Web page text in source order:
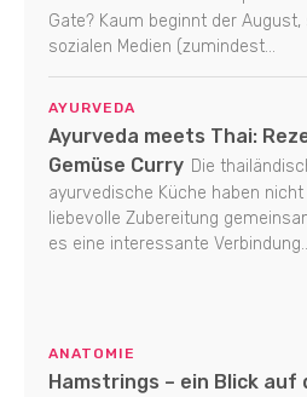
Gate? Kaum beginnt der
sozialen Medien (zumindest...
AYURVEDA
Ayurveda meets Thai:
Gemüse Curry Die
ayurvedische Küche haben
liebevolle Zubereitung
es eine interessante
ANATOMIE
Hamstrings – ein Blick auf